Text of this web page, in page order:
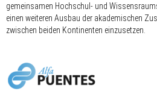
gemeinsamen Hochschul- und
einen weiteren Ausbau der akademischen
zwischen beiden Kontinenten einzusetzen.